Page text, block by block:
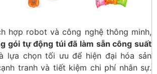
hợp robot và công nghệ thông minh,
gói tự động túi đã làm sẵn công suất
lựa chọn tối ưu để hiện đại hóa sản
tranh và tiết kiệm chi phí nhân sự.